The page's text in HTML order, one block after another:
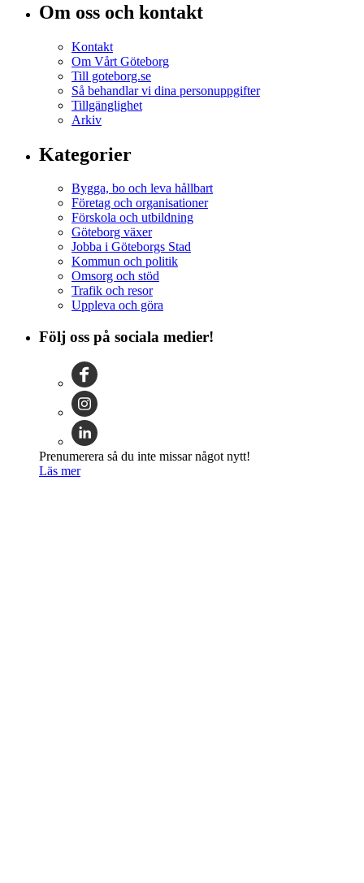
Om oss och kontakt
Kontakt
Om Vårt Göteborg
Till goteborg.se
Så behandlar vi dina personuppgifter
Tillgänglighet
Arkiv
Kategorier
Bygga, bo och leva hållbart
Företag och organisationer
Förskola och utbildning
Göteborg växer
Jobba i Göteborgs Stad
Kommun och politik
Omsorg och stöd
Trafik och resor
Uppleva och göra
Följ oss på sociala medier!
Prenumerera så du inte missar något nytt!
Läs mer